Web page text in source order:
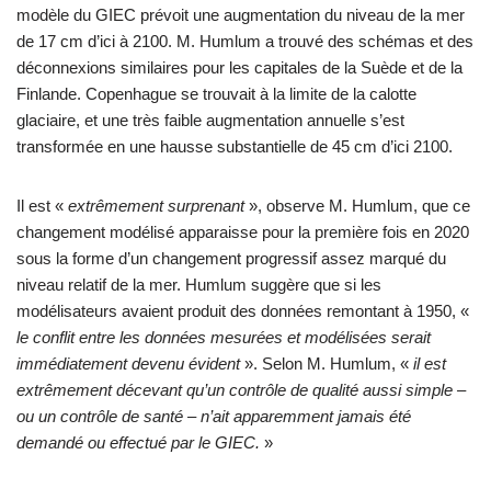
modèle du GIEC prévoit une augmentation du niveau de la mer
de 17 cm d’ici à 2100. M. Humlum a trouvé des schémas et des
déconnexions similaires pour les capitales de la Suède et de la
Finlande. Copenhague se trouvait à la limite de la calotte
glaciaire, et une très faible augmentation annuelle s’est
transformée en une hausse substantielle de 45 cm d’ici 2100.
Il est « extrêmement surprenant», observe M. Humlum, que ce
changement modélisé apparaisse pour la première fois en 2020
sous la forme d’un changement progressif assez marqué du
niveau relatif de la mer. Humlum suggère que si les
modélisateurs avaient produit des données remontant à 1950, «
le conflit entre les données mesurées et modélisées serait
immédiatement devenu évident». Selon M. Humlum, « il est
extrêmement décevant qu’un contrôle de qualité aussi simple –
ou un contrôle de santé – n’ait apparemment jamais été
demandé ou effectué par le GIEC. »